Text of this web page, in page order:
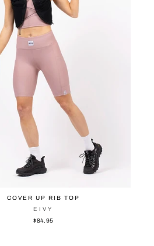
COVER UP RIB TOP
EIVY
$84.95